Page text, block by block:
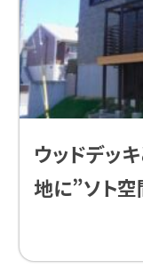
ウッドデッ
地に”ソト